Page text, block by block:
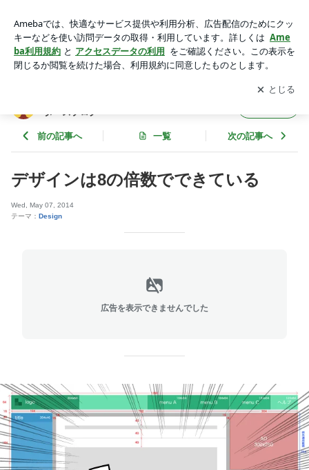
ント公式クリエイターズブログ
アプリをダウンロードして ブログの更新通知
を受け取りまし
ょう。
開く
ターズブログ
前の記事へ 一覧 次の記事へ
デザインは8の倍数でできている
Wed, May 07, 2014
テーマ： Design
広告を表示できませんでした